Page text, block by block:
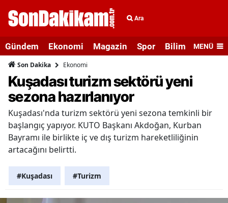
Ara
Gündem Ekonomi Magazin Spor Bilim veMENÜ
Son Dakika Ekonomi
Kuşadası turizm sektörü yeni
sezona hazırlanıyor
Kuşadası'nda turizm sektörü yeni sezona temkinli bir
başlangıç yapıyor. KUTO Başkanı Akdoğan, Kurban
Bayramı ile birlikte iç ve dış turizm hareketliliğinin
artacağını belirtti.
#Kuşadası #Turizm